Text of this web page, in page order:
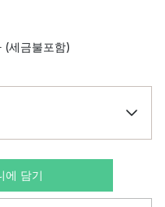
(세금불포함)
에 담기